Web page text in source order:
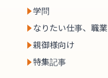
学問
なりたい仕事、職業
親御様向け
特集記事